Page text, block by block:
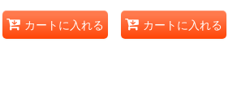
カートに入れる カートに入れる